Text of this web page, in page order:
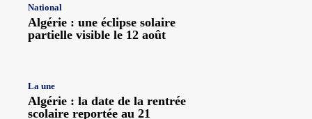
National
Algérie : une éclipse solaire
partielle visible le 12 août
La une
Algérie : la date de la rentrée
scolaire reportée au 21